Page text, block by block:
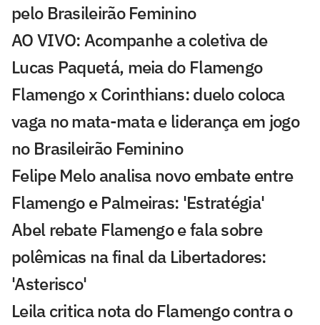
pelo Brasileirão Feminino
AO VIVO: Acompanhe a coletiva de
Lucas Paquetá, meia do Flamengo
Flamengo x Corinthians: duelo coloca
vaga no mata-mata e liderança em jogo
no Brasileirão Feminino
Felipe Melo analisa novo embate entre
Flamengo e Palmeiras: 'Estratégia'
Abel rebate Flamengo e fala sobre
polêmicas na final da Libertadores:
'Asterisco'
Leila critica nota do Flamengo contra o